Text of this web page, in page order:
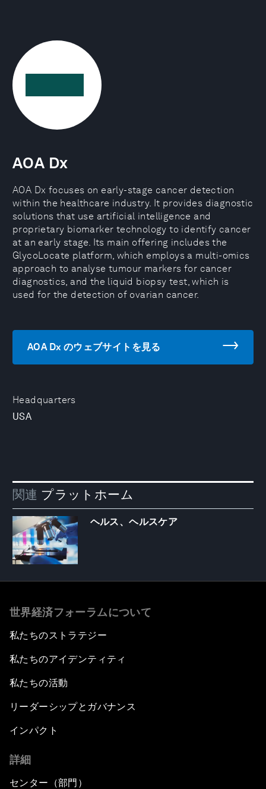
Headquarters
USA
AOA Dx
AOA Dx focuses on early-stage cancer detection
within the healthcare industry. It provides diagnostic
solutions that use artificial intelligence and
proprietary biomarker technology to identify cancer
at an early stage. Its main offering includes the
GlycoLocate platform, which employs a multi-omics
approach to analyse tumour markers for cancer
diagnostics, and the liquid biopsy test, which is
used for the detection of ovarian cancer.
AOA Dx のウェブサイトを見る
関連 プラットホーム
ヘルス、ヘルスケア
世界経済フォーラムについて
私たちのストラテジー
私たちのアイデンティティ
私たちの活動
リーダーシップとガバナンス
インパクト
詳細
センター（部門）